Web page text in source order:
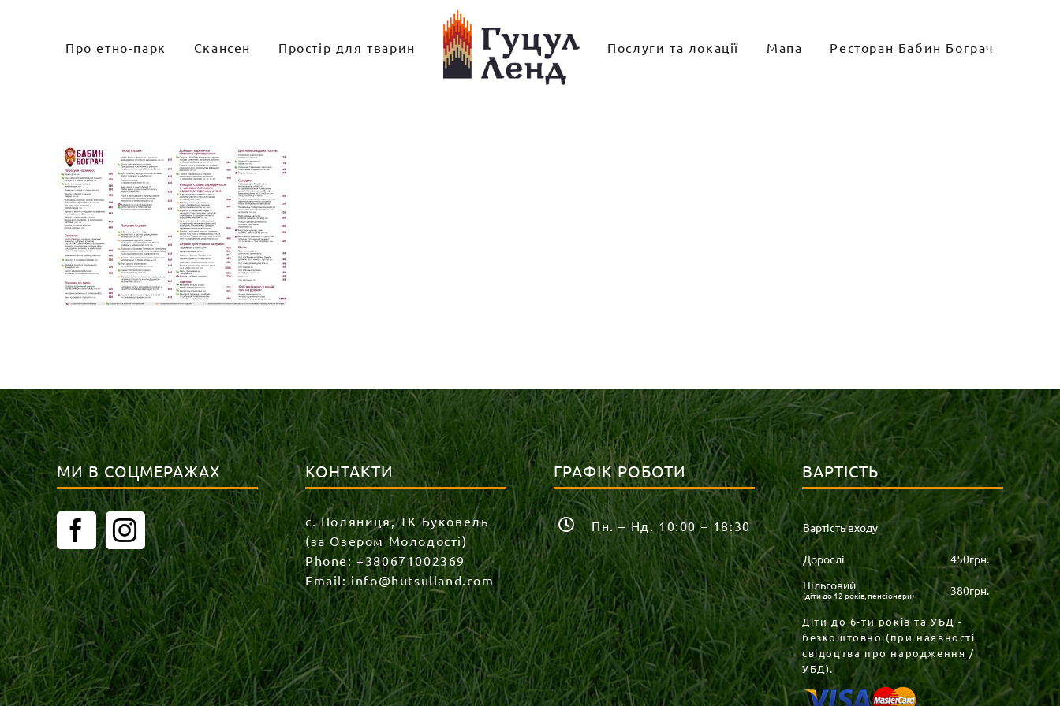
Про етно-парк Скансен Простір для тварин Послуги та локації Мапа Ресторан Бабин Бограч
МИ В СОЦМЕРАЖАХ КОНТАКТИ
с. Поляниця, ТК Буковель
(за Озером Молодості)
Phone:+380671002369
Email:info@hutsulland.com
ГРАФІК РОБОТИ
Пн. – Нд. 10:00 – 18:30
ВАРТІСТЬ
Вартість входу
Дорослі
450грн.
Пільговий
(діти до 12 років, пенсіонери) 380грн.
Діти до 6-ти років та УБД -
безкоштовно (при наявності
свідоцтва про народження /
УБД).